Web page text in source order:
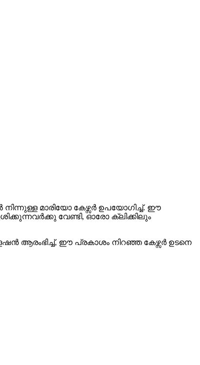
നിന്നുള്ള മാരിയോ കേഴ്സർ ഉപയോഗിച്ച്. ഈ
വേണ്ടി, ഓരോ ക്ലിക്കിലും
ആരംഭിച്ച്, ഈ പ്രകാശം നിറഞ്ഞ കേഴ്സർ ഉടനെ